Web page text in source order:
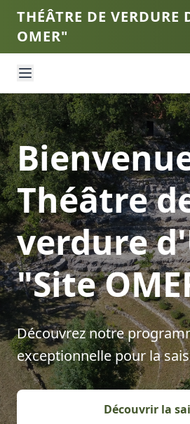
THÉÂTRE DE VERDURE
OMER"
Théâtre
verdure
"Site
Découvrez notre
exceptionnelle pour la
Découvrir la